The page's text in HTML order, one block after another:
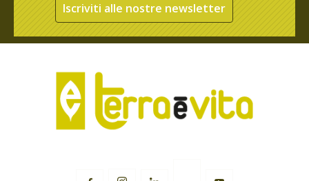
Iscriviti alle nostre newsletter